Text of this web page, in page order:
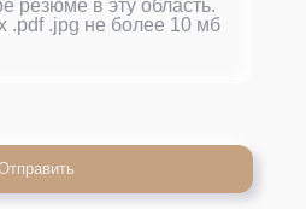
резюме в эту область.
.pdf .jpg не более 10 мб